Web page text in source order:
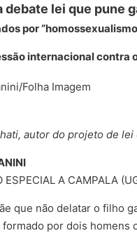
debate lei que pune
por
internacional contra
Folha Imagem
autor do projeto de
ESPECIAL A CAMPALA
que não delatar o filho
formado por dois homens